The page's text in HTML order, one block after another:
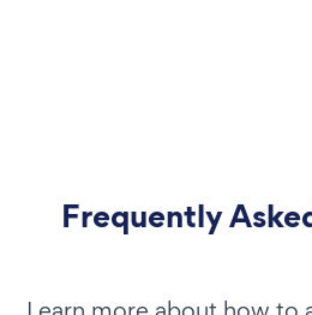
Frequently